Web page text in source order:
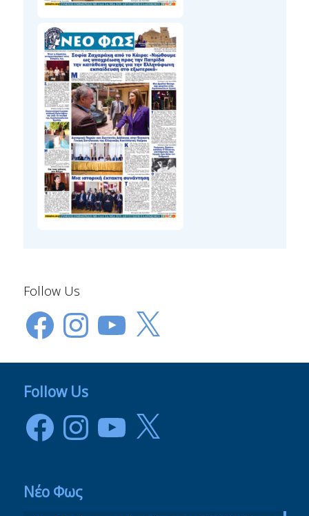
Follow Us
FacebookInstagramYouTube
X
Follow Us
FacebookInstagramYouTube
X
Νέο Φως